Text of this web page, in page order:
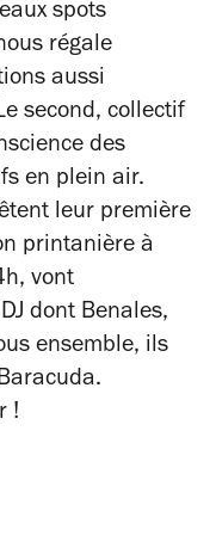
spots
régale
aussi
second, collectif
des
en plein air.
leur première
printanière à
vont
dont Benales,
ensemble, ils
!